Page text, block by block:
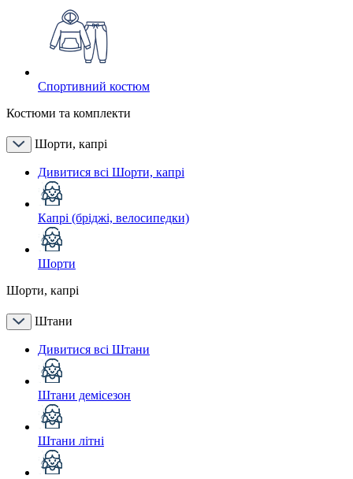
Спортивний костюм
Костюми та комплекти
Шорти, капрі
Дивитися всі Шорти, капрі
Капрі (бріджі, велосипедки)
Шорти
Шорти, капрі
Штани
Дивитися всі Штани
Штани демісезон
Штани літні